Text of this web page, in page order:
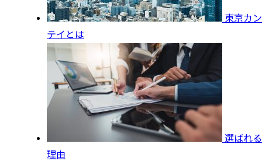
東京カン
テイとは
選ばれる
理由